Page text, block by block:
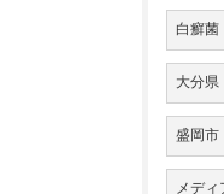
白癬菌
大分県
盛岡市
メディ